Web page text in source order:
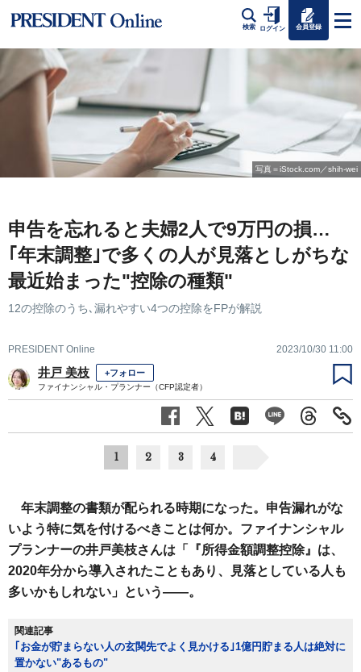
検索 ログイン 会員登録
写真＝iStock.com／shih-wei
申告を忘れると夫婦2人で9万円の損…
｢年末調整｣で多くの人が見落としがちな
最近始まった"控除の種類"
12の控除のうち､漏れやすい4つの控除をFPが解説
PRESIDENT Online 2023/10/30 11:00
井戸 美枝 +フォロー
ファイナンシャル・プランナー（CFP認定者）
1 2 3 4
年末調整の書類が配られる時期になった。申告漏れがな
いよう特に気を付けるべきことは何か。ファイナンシャル
プランナーの井戸美枝さんは「『所得金額調整控除』は、
2020年分から導入されたこともあり、見落としている人も
多いかもしれない」という――。
関連記事
｢お金が貯まらない人の玄関先でよく見かける｣1億円貯まる人は絶対に
置かない"あるもの"